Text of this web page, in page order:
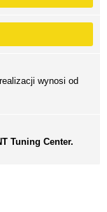
wynosi od
Tuning Center.